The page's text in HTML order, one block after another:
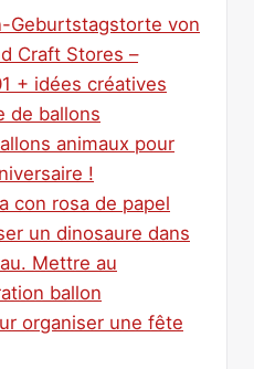
Geburtstagstorte von
Craft Stores –
+ idées créatives
de ballons
animaux pour
!
con rosa de papel
un dinosaure dans
Mettre au
ballon
organiser une fête